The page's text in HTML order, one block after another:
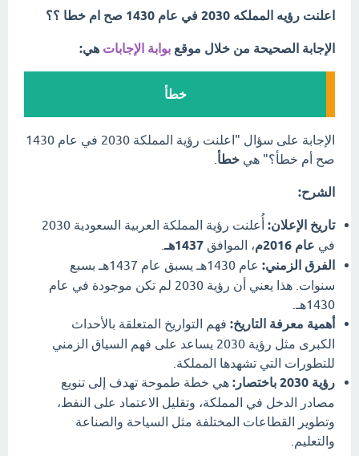
اعلنت رؤيه المملكه 2030 في عام 1430 صح ام خطا ؟؟
الإجابة الصحيحة من خلال موقع بوابة الإجابات هي:
خطأ
الإجابة على سؤال "اعلنت رؤية المملكة 2030 في عام 1430
صح أم خطأ؟" هي خطأ
الشرح:
تاريخ الإعلان:
أُعلنت رؤية المملكة العربية السعودية 2030
في عام 2016م ، الموافق 1437هـ .
الفرق الزمني:
عام 1430هـ يسبق عام 1437هـ بسبع
سنوات. هذا يعني أن رؤية 2030 لم تكن موجودة في عام
1430هـ.
أهمية معرفة التاريخ: فهم التواريخ المتعلقة بالأحداث
الكبرى مثل رؤية 2030 يساعد على فهم السياق الزمني
للتطورات التي تشهدها المملكة.
رؤية 2030 باختصار:
هي خطة طموحة تهدف إلى تنويع
مصادر الدخل في المملكة، وتقليل الاعتماد على النفط،
وتطوير القطاعات المختلفة مثل السياحة والصناعة
والتعليم.